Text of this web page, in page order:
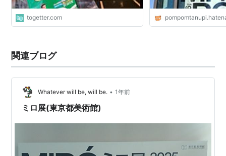
togetter.com
関連ブログ
Whatever will be, will be. • 1年前
ミロ展(東京都美術館)